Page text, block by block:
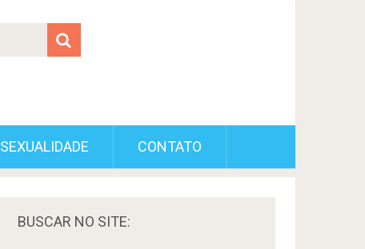
SEXUALIDADE CONTATO
BUSCAR NO SITE: